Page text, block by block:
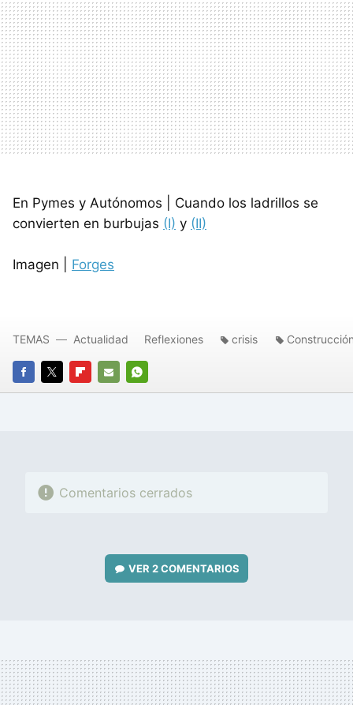
En Pymes y Autónomos | Cuando los ladrillos se
convierten en burbujas (I) y (II)
Imagen | Forges
FACEBOOK
TWITTERFLIPBOARD
E-
WHATSAPP
TEMAS Actualidad Reflexiones crisis
Comentarios cerrados
VER2 COMENTARIOS